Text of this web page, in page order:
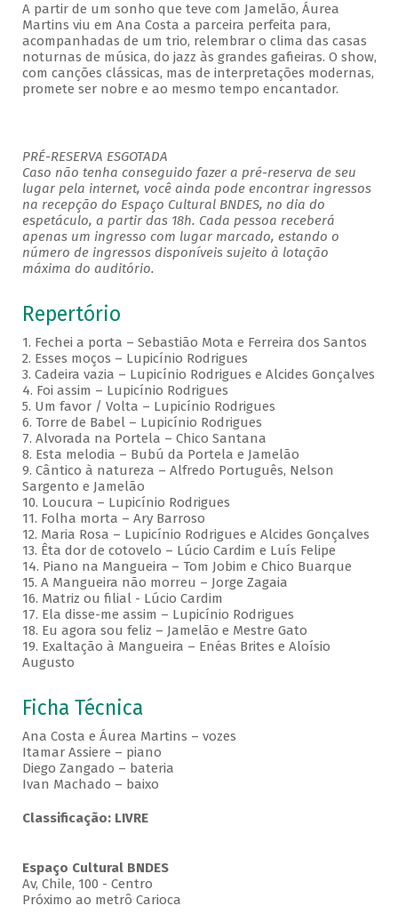
A partir de um sonho que teve com Jamelão, Áurea
Martins viu em Ana Costa a parceira perfeita para,
acompanhadas de um trio, relembrar o clima das casas
noturnas de música, do jazz às grandes gafieiras. O show,
com canções clássicas, mas de interpretações modernas,
promete ser nobre e ao mesmo tempo encantador.
PRÉ-RESERVA ESGOTADA
Caso não tenha conseguido fazer a pré-reserva de seu
lugar pela internet, você ainda pode encontrar ingressos
na recepção do Espaço Cultural BNDES, no dia do
espetáculo, a partir das 18h. Cada pessoa receberá
apenas um ingresso com lugar marcado, estando o
número de ingressos disponíveis sujeito à lotação
máxima do auditório.
Repertório
1. Fechei a porta – Sebastião Mota e Ferreira dos Santos
2. Esses moços – Lupicínio Rodrigues
3. Cadeira vazia – Lupicínio Rodrigues e Alcides Gonçalves
4. Foi assim – Lupicínio Rodrigues
5. Um favor / Volta – Lupicínio Rodrigues
6. Torre de Babel – Lupicínio Rodrigues
7. Alvorada na Portela – Chico Santana
8. Esta melodia – Bubú da Portela e Jamelão
9. Cântico à natureza – Alfredo Português, Nelson
Sargento e Jamelão
10. Loucura – Lupicínio Rodrigues
11. Folha morta – Ary Barroso
12. Maria Rosa – Lupicínio Rodrigues e Alcides Gonçalves
13. Êta dor de cotovelo – Lúcio Cardim e Luís Felipe
14. Piano na Mangueira – Tom Jobim e Chico Buarque
15. A Mangueira não morreu – Jorge Zagaia
16. Matriz ou filial - Lúcio Cardim
17. Ela disse-me assim – Lupicínio Rodrigues
18. Eu agora sou feliz – Jamelão e Mestre Gato
19. Exaltação à Mangueira – Enéas Brites e Aloísio
Augusto
Ficha Técnica
Ana Costa e Áurea Martins – vozes
Itamar Assiere – piano
Diego Zangado – bateria
Ivan Machado – baixo
Classificação: LIVRE
Espaço Cultural BNDES
Av, Chile, 100 - Centro
Próximo ao metrô Carioca